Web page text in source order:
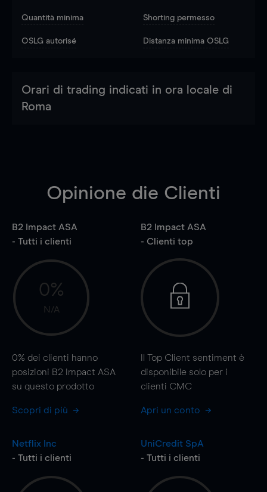
Quantità minima Shorting permesso
OSLG autorisé Distanza minima OSLG
Orari di trading indicati in ora locale di
Roma
Opinione die Clienti
B2 Impact ASA
- Tutti i clienti
0%
N/A
0% dei clienti hanno
posizioni B2 Impact ASA
su questo prodotto
Scopri di più
B2 Impact ASA
- Clienti top
Il Top Client sentiment è
disponibile solo per i
clienti CMC
Apri un conto
Netflix Inc
- Tutti i clienti
UniCredit SpA
- Tutti i clienti